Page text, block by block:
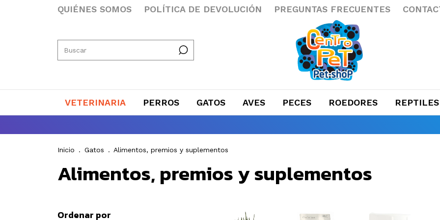
QUIÉNES SOMOS POLÍTICA DE DEVOLUCIÓN PREGUNTAS FRECUENTES
VETERINARIA PERROS GATOS AVES PECES ROEDORES
Inicio . Gatos . Alimentos, premios y suplementos
Alimentos, premios y suplementos
Ordenar por